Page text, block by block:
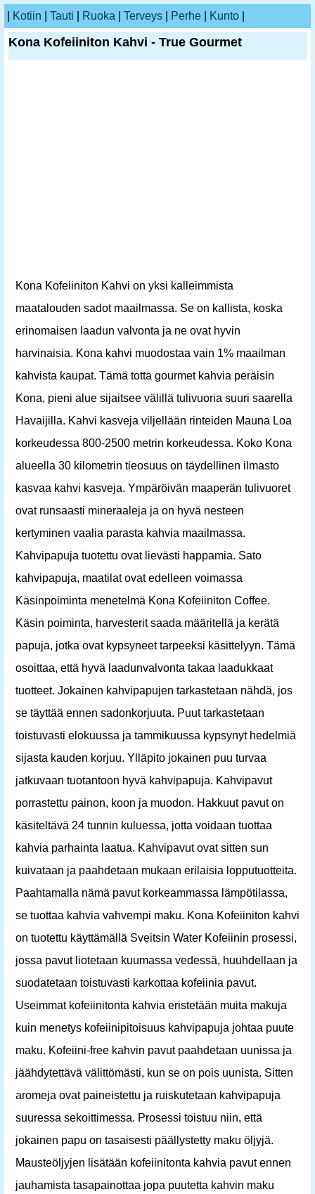
Kotiin Tauti Ruoka Terveys Perhe Kunto
Kona Kofeiiniton Kahvi - True Gourmet
Kona Kofeiiniton Kahvi on yksi kalleimmista
maatalouden sadot maailmassa. Se on kallista, koska
erinomaisen laadun valvonta ja ne ovat hyvin
harvinaisia. Kona kahvi muodostaa vain 1% maailman
kahvista kaupat. Tämä totta gourmet kahvia peräisin
Kona, pieni alue sijaitsee välillä tulivuoria suuri saarella
Havaijilla. Kahvi kasveja viljellään rinteiden Mauna Loa
korkeudessa 800-2500 metrin korkeudessa. Koko Kona
alueella 30 kilometrin tieosuus on täydellinen ilmasto
kasvaa kahvi kasveja. Ympäröivän maaperän tulivuoret
ovat runsaasti mineraaleja ja on hyvä nesteen
kertyminen vaalia parasta kahvia maailmassa.
Kahvipapuja tuotettu ovat lievästi happamia. Sato
kahvipapuja, maatilat ovat edelleen voimassa
Käsinpoiminta menetelmä Kona Kofeiiniton Coffee.
Käsin poiminta, harvesterit saada määritellä ja kerätä
papuja, jotka ovat kypsyneet tarpeeksi käsittelyyn. Tämä
osoittaa, että hyvä laadunvalvonta takaa laadukkaat
tuotteet. Jokainen kahvipapujen tarkastetaan nähdä, jos
se täyttää ennen sadonkorjuuta. Puut tarkastetaan
toistuvasti elokuussa ja tammikuussa kypsynyt hedelmiä
sijasta kauden korjuu. Ylläpito jokainen puu turvaa
jatkuvaan tuotantoon hyvä kahvipapuja. Kahvipavut
porrastettu painon, koon ja muodon. Hakkuut pavut on
käsiteltävä 24 tunnin kuluessa, jotta voidaan tuottaa
kahvia parhainta laatua. Kahvipavut ovat sitten sun
kuivataan ja paahdetaan mukaan erilaisia ​​lopputuotteita.
Paahtamalla nämä pavut korkeammassa lämpötilassa,
se tuottaa kahvia vahvempi maku. Kona Kofeiiniton kahvi
on tuotettu käyttämällä Sveitsin Water Kofeiinin prosessi,
jossa pavut liotetaan kuumassa vedessä, huuhdellaan ja
suodatetaan toistuvasti karkottaa kofeiinia pavut.
Useimmat kofeiinitonta kahvia eristetään muita makuja
kuin menetys kofeiinipitoisuus kahvipapuja johtaa puute
maku. Kofeiini-free kahvin pavut paahdetaan uunissa ja
jäähdytettävä välittömästi, kun se on pois uunista. Sitten
aromeja ovat paineistettu ja ruiskutetaan kahvipapuja
suuressa sekoittimessa. Prosessi toistuu niin, että
jokainen papu on tasaisesti päällystetty maku öljyjä.
Mausteöljyjen lisätään kofeiinitonta kahvia pavut ennen
jauhamista tasapainottaa jopa puutetta kahvin maku